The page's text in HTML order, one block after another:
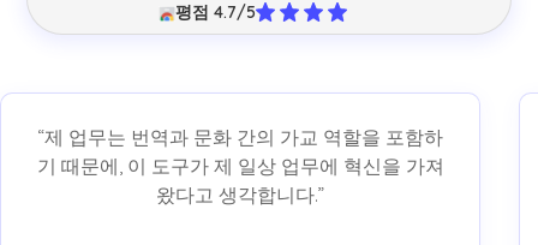
평점 4.7/5
“제 업무는 번역과 문화 간의 가교 역할을 포함하
기 때문에, 이 도구가 제 일상 업무에 혁신을 가져
왔다고 생각합니다.”